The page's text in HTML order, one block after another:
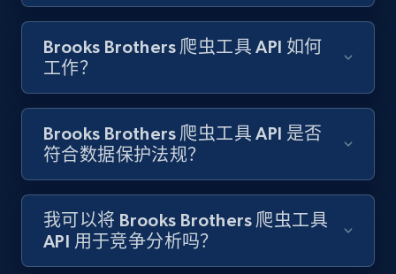
URL, Product id, Title, Product description,
Rating, Reviews count, Initial price, Discount,
and more.
1.3K+ 176+
Target - Gather data on products using
Brooks Brothers 爬虫工具 API 如何
工作？
Brooks Brothers 爬虫工具 API 是否
符合数据保护法规？
我可以将 Brooks Brothers 爬虫工具
API 用于竞争分析吗？